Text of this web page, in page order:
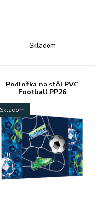
Skladom
Podložka na stôl PVC
Football PP26
Skladom